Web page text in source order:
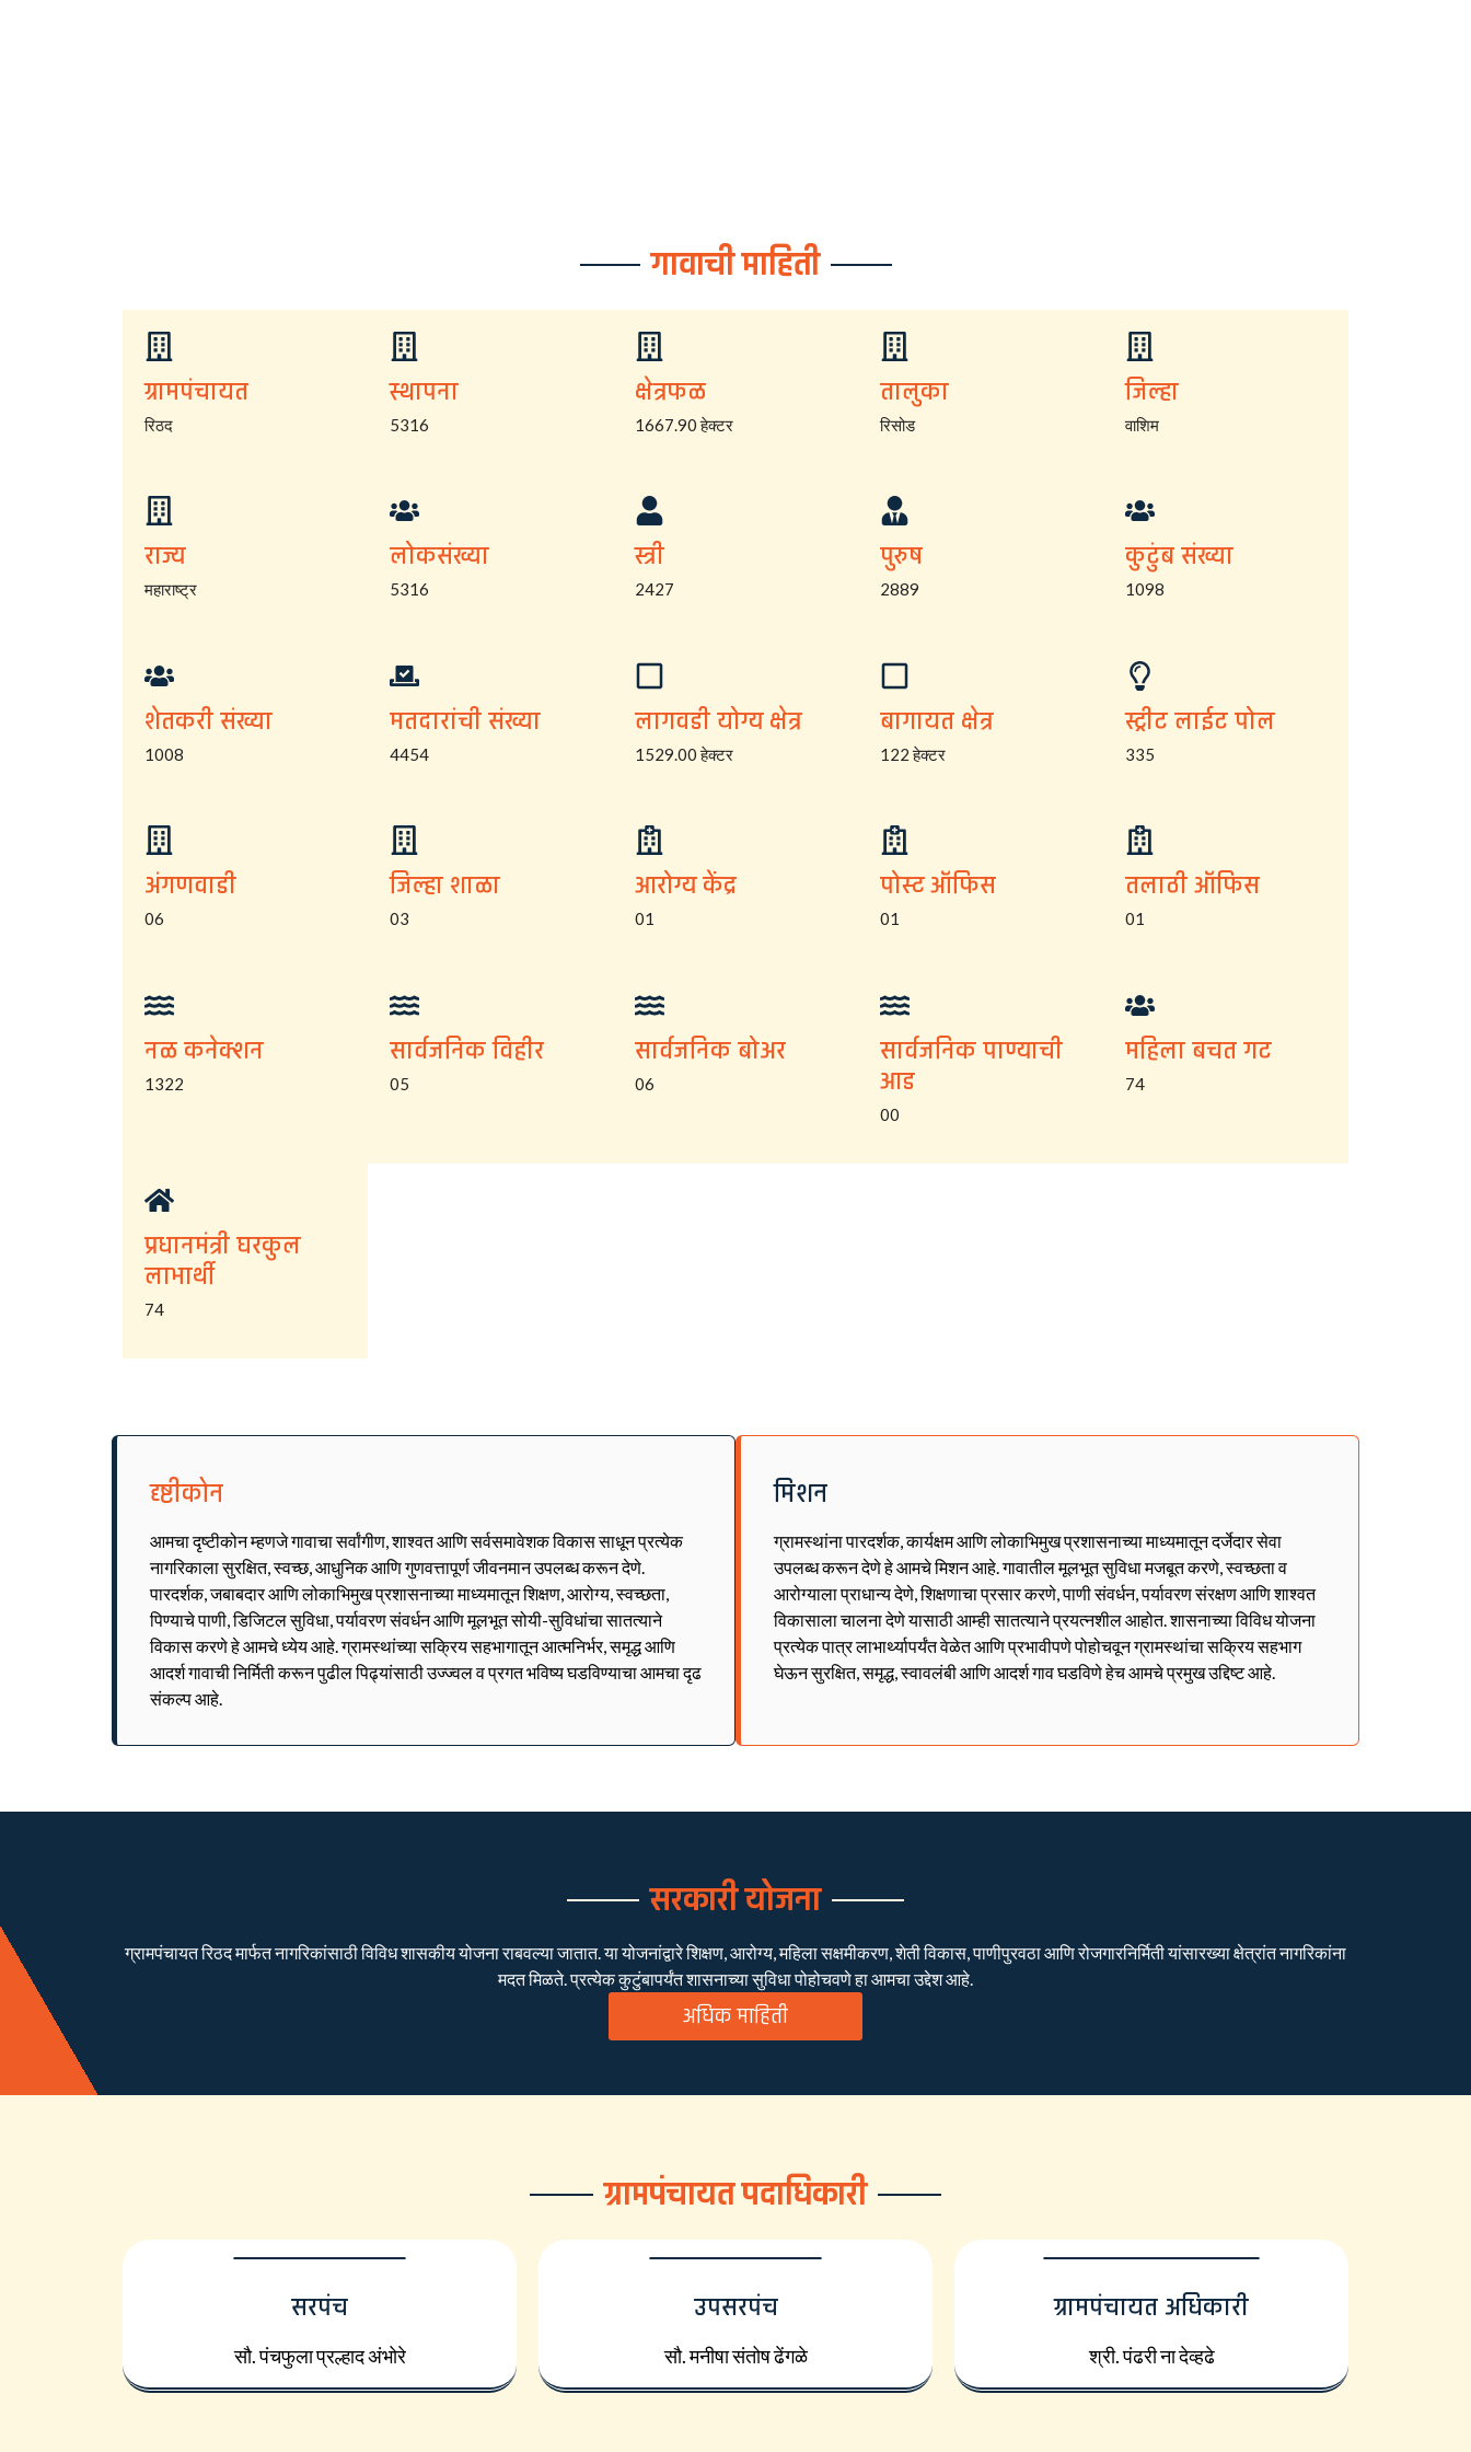
गावाची माहिती
ग्रामपंचायत
रिठद
स्थापना
5316
क्षेत्रफळ
1667.90 हेक्टर
तालुका
रिसोड
जिल्हा
वाशिम
राज्य
महाराष्ट्र
लोकसंख्या
5316
स्त्री
2427
पुरुष
2889
कुटुंब संख्या
1098
शेतकरी संख्या
1008
मतदारांची संख्या
4454
लागवडी योग्य क्षेत्र
1529.00 हेक्टर
बागायत क्षेत्र
122 हेक्टर
स्ट्रीट लाईट पोल
335
अंगणवाडी
06
जिल्हा शाळा
03
आरोग्य केंद्र
01
पोस्ट ऑफिस
01
तलाठी ऑफिस
01
नळ कनेक्शन
1322
सार्वजनिक विहीर
05
सार्वजनिक बोअर
06
सार्वजनिक पाण्याची
आड
00
महिला बचत गट
74
प्रधानमंत्री घरकुल
लाभार्थी
74
दृष्टीकोन
आमचा दृष्टीकोन म्हणजे गावाचा सर्वांगीण, शाश्वत आणि सर्वसमावेशक विकास साधून प्रत्येक
नागरिकाला सुरक्षित, स्वच्छ, आधुनिक आणि गुणवत्तापूर्ण जीवनमान उपलब्ध करून देणे.
पारदर्शक, जबाबदार आणि लोकाभिमुख प्रशासनाच्या माध्यमातून शिक्षण, आरोग्य, स्वच्छता,
पिण्याचे पाणी, डिजिटल सुविधा, पर्यावरण संवर्धन आणि मूलभूत सोयी-सुविधांचा सातत्याने
विकास करणे हे आमचे ध्येय आहे. ग्रामस्थांच्या सक्रिय सहभागातून आत्मनिर्भर, समृद्ध आणि
आदर्श गावाची निर्मिती करून पुढील पिढ्यांसाठी उज्ज्वल व प्रगत भविष्य घडविण्याचा आमचा दृढ
संकल्प आहे.
मिशन
ग्रामस्थांना पारदर्शक, कार्यक्षम आणि लोकाभिमुख प्रशासनाच्या माध्यमातून दर्जेदार सेवा
उपलब्ध करून देणे हे आमचे मिशन आहे. गावातील मूलभूत सुविधा मजबूत करणे, स्वच्छता व
आरोग्याला प्राधान्य देणे, शिक्षणाचा प्रसार करणे, पाणी संवर्धन, पर्यावरण संरक्षण आणि शाश्वत
विकासाला चालना देणे यासाठी आम्ही सातत्याने प्रयत्नशील आहोत. शासनाच्या विविध योजना
प्रत्येक पात्र लाभार्थ्यापर्यंत वेळेत आणि प्रभावीपणे पोहोचवून ग्रामस्थांचा सक्रिय सहभाग
घेऊन सुरक्षित, समृद्ध, स्वावलंबी आणि आदर्श गाव घडविणे हेच आमचे प्रमुख उद्दिष्ट आहे.
सरकारी योजना
ग्रामपंचायत रिठद मार्फत नागरिकांसाठी विविध शासकीय योजना राबवल्या जातात. या योजनांद्वारे शिक्षण, आरोग्य, महिला सक्षमीकरण, शेती विकास, पाणीपुरवठा आणि रोजगारनिर्मिती यांसारख्या क्षेत्रांत नागरिकांना
मदत मिळते. प्रत्येक कुटुंबापर्यंत शासनाच्या सुविधा पोहोचवणे हा आमचा उद्देश आहे.
अधिक माहिती
ग्रामपंचायत पदाधिकारी
सरपंच
सौ. पंचफुला प्रल्हाद अंभोरे
उपसरपंच
सौ. मनीषा संतोष ढेंगळे
ग्रामपंचायत अधिकारी
श्री. पंढरी ना देव्हढे